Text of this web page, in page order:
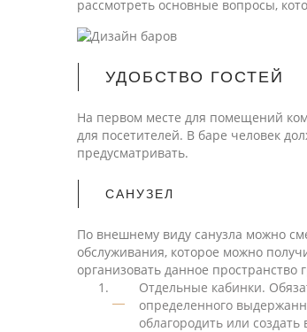
рассмотреть основные вопросы,
УДОБСТВО ГОСТЕЙ
На первом месте для помещений
для посетителей. В баре человек
предусматривать.
САНУЗЕЛ
По внешнему виду санузла можно
обслуживания, которое можно
организовать данное пространство
Отдельные кабинки.
определенного
облагородить или